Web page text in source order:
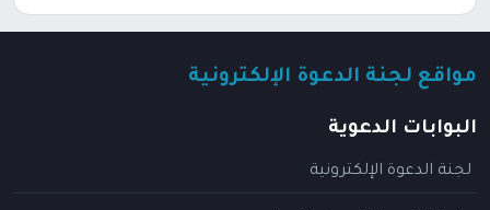
مواقع لجنة الدعوة الإلكترونية
البوابات الدعوية
لجنة الدعوة الإلكترونية